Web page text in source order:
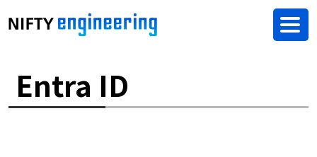
Entra ID